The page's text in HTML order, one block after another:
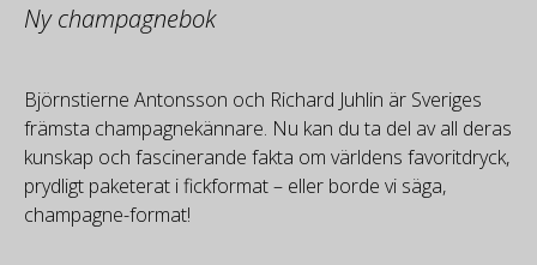
Ny champagnebok
Björnstierne Antonsson och Richard Juhlin är Sveriges
främsta champagnekännare. Nu kan du ta del av all deras
kunskap och fascinerande fakta om världens favoritdryck,
prydligt paketerat i fickformat – eller borde vi säga,
champagne-format!